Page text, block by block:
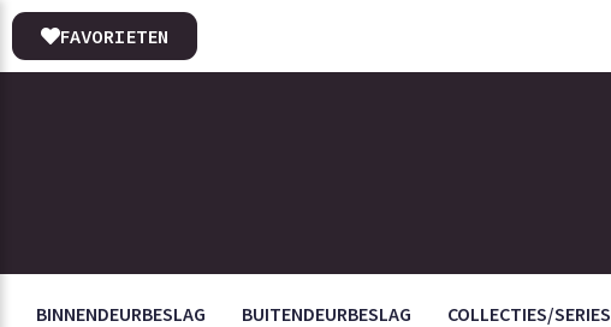
FAVORIETEN
BINNENDEURBESLAG BUITENDEURBESLAG COLLECTIES/SERIES